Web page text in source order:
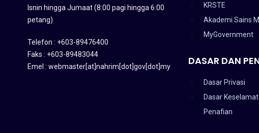
Isnin hingga Jumaat (8:00 pagi hingga 6:00
petang)
Telefon : +603-89476400
Faks : +603-89483044
Emel : webmaster[at]nahrim[dot]gov[dot]my
KRSTE
Akademi Sains
MyGovernment
DASAR DAN
Dasar Privasi
Dasar
Penafian